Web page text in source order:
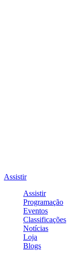
Assistir
Assistir
Programação
Eventos
Classificações
Notícias
Loja
Blogs